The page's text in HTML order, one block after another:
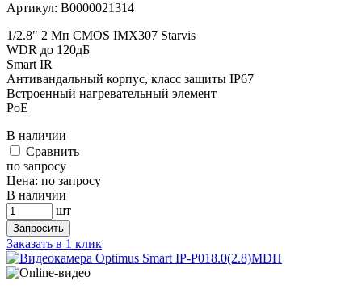
Артикул: В0000021314
1/2.8" 2 Мп CMOS IMX307 Starvis
WDR до 120дБ
Smart IR
Антивандальный корпус, класс защиты IР67
Встроенный нагревательный элемент
PoE
В наличии
Cравнить
по запросу
Цена: по запросу
В наличии
шт
Запросить
Заказать в 1 клик